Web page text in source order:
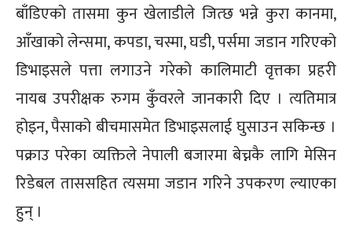
बाँडिएको तासमा कुन खेलाडीले जित्छ भन्ने कुरा कानमा,
आँखाको लेन्समा, कपडा, चस्मा, घडी, पर्समा जडान गरिएको
डिभाइसले पत्ता लगाउने गरेको कालिमाटी वृत्तका प्रहरी
नायब उपरीक्षक रुगम कुँवरले जानकारी दिए । त्यतिमात्र
होइन, पैसाको बीचमासमेत डिभाइसलाई घुसाउन सकिन्छ ।
पक्राउ परेका व्यक्तिले नेपाली बजारमा बेच्नकै लागि मेसिन
रिडेबल ताससहित त्यसमा जडान गरिने उपकरण ल्याएका
हुन् ।